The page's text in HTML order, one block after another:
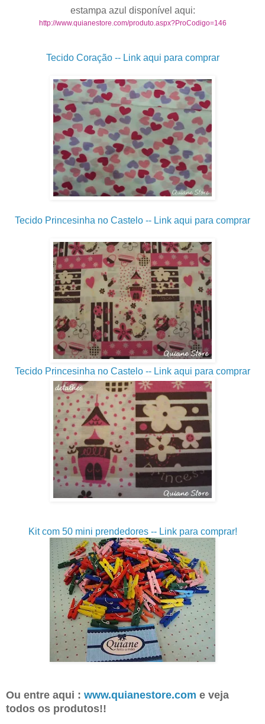
estampa azul disponível aqui:
http://www.quianestore.com/produto.aspx?ProCodigo=146
Tecido Coração -- Link aqui para comprar
Tecido Princesinha no Castelo -- Link aqui para comprar
Tecido Princesinha no Castelo -- Link aqui para comprar
Kit com 50 mini prendedores -- Link para comprar!
Ou entre aqui : www.quianestore.com e veja
todos os produtos!!